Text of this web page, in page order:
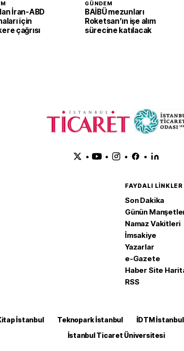
İran-ABD
için
çağrısı
GÜNDEM
BAİBÜ mezunları
Roketsan’ın işe alım
sürecine katılacak
• • • •
FAYDALI LINKLER
Son Dakika
Günün
Namaz Vakitleri
İmsakiye
Yazarlar
e-Gazete
Haber Site
RSS
İstanbul Teknopark İstanbul İDTM İstanbul
İstanbul Ticaret Üniversitesi